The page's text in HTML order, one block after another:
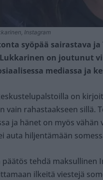
Instagram
syöpää sairastava
on joutunut
mediassa ja
on
vain rahastaakseen sillä.
ja hänet on myös
auta hiljentämään
päätös tehdä
ilkeitä viestejä